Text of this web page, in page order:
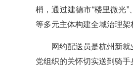
梢，通过建德市“楼里微光
等多元主体构建全域治理架
网约配送员是杭州新
党组织的关怀切实送到骑